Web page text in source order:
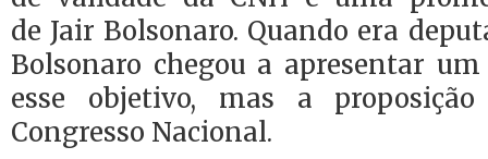
de Jair Bolsonaro. Quando era
Bolsonaro chegou a apresentar
esse objetivo, mas a
Congresso Nacional.